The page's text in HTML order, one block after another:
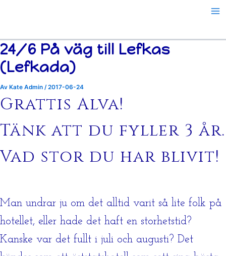
24/6 På väg till Lefkas
(Lefkada)
Av Kate Admin /2017-06-24
Grattis Alva!
Tänk att du fyller 3 år.
Vad stor du har blivit!
Man undrar ju om det alltid varit så lite folk på
hotellet, eller hade det haft en storhetstid?
Kanske var det fullt i juli och augusti? Det